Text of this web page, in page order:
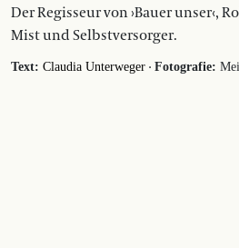
Der Regisseur von ›Bauer unser‹,
Mist und Selbstversorger.
Text: Claudia Unterweger · Fotografie: